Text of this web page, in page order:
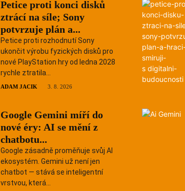
Petice proti konci disků
ztrácí na síle; Sony
potvrzuje plán a...
Petice proti rozhodnutí Sony
ukončit výrobu fyzických disků pro
nové PlayStation hry od ledna 2028
rychle ztratila...
ADAM JACIK 3. 8. 2026
Google Gemini míří do
nové éry: AI se mění z
chatbotu...
Google zásadně proměňuje svůj AI
ekosystém. Gemini už není jen
chatbot — stává se inteligentní
vrstvou, která...